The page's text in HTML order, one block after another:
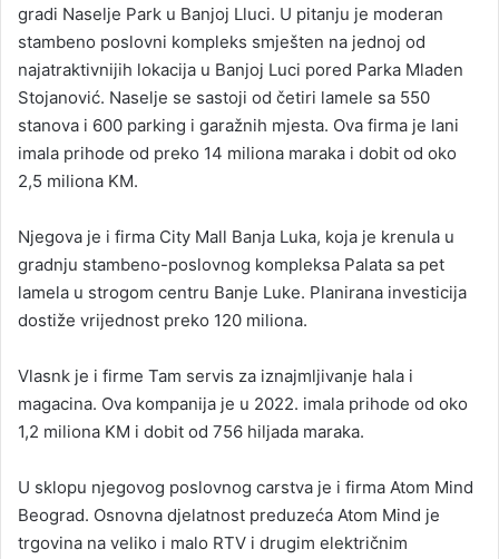
gradi Naselje Park u Banjoj Lluci. U pitanju je moderan
stambeno poslovni kompleks smješten na jednoj od
najatraktivnijih lokacija u Banjoj Luci pored Parka Mladen
Stojanović. Naselje se sastoji od četiri lamele sa 550
stanova i 600 parking i garažnih mjesta. Ova firma je lani
imala prihode od preko 14 miliona maraka i dobit od oko
2,5 miliona KM.
Njegova je i firma City Mall Banja Luka, koja je krenula u
gradnju stambeno-poslovnog kompleksa Palata sa pet
lamela u strogom centru Banje Luke. Planirana investicija
dostiže vrijednost preko 120 miliona.
Vlasnk je i firme Tam servis za iznajmljivanje hala i
magacina. Ova kompanija je u 2022. imala prihode od oko
1,2 miliona KM i dobit od 756 hiljada maraka.
U sklopu njegovog poslovnog carstva je i firma Atom Mind
Beograd. Osnovna djelatnost preduzeća Atom Mind je
trgovina na veliko i malo RTV i drugim električnim